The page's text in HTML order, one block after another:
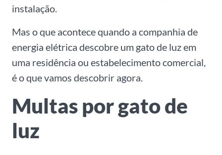
instalação.
Mas o que acontece quando a companhia de
energia elétrica descobre um gato de luz em
uma residência ou estabelecimento comercial,
é o que vamos descobrir agora.
Multas por gato de
luz